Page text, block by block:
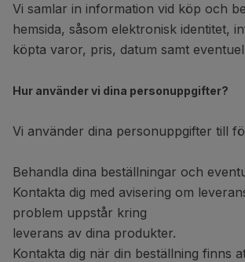
Vi samlar in information vid köp och
hemsida, såsom elektronisk identitet,
köpta varor, pris, datum samt
Hur använder vi dina personuppgifter?
Vi använder dina personuppgifter till
Behandla dina beställningar och
Kontakta dig med avisering om
problem uppstår kring
leverans av dina produkter.
Kontakta dig när din beställning finns